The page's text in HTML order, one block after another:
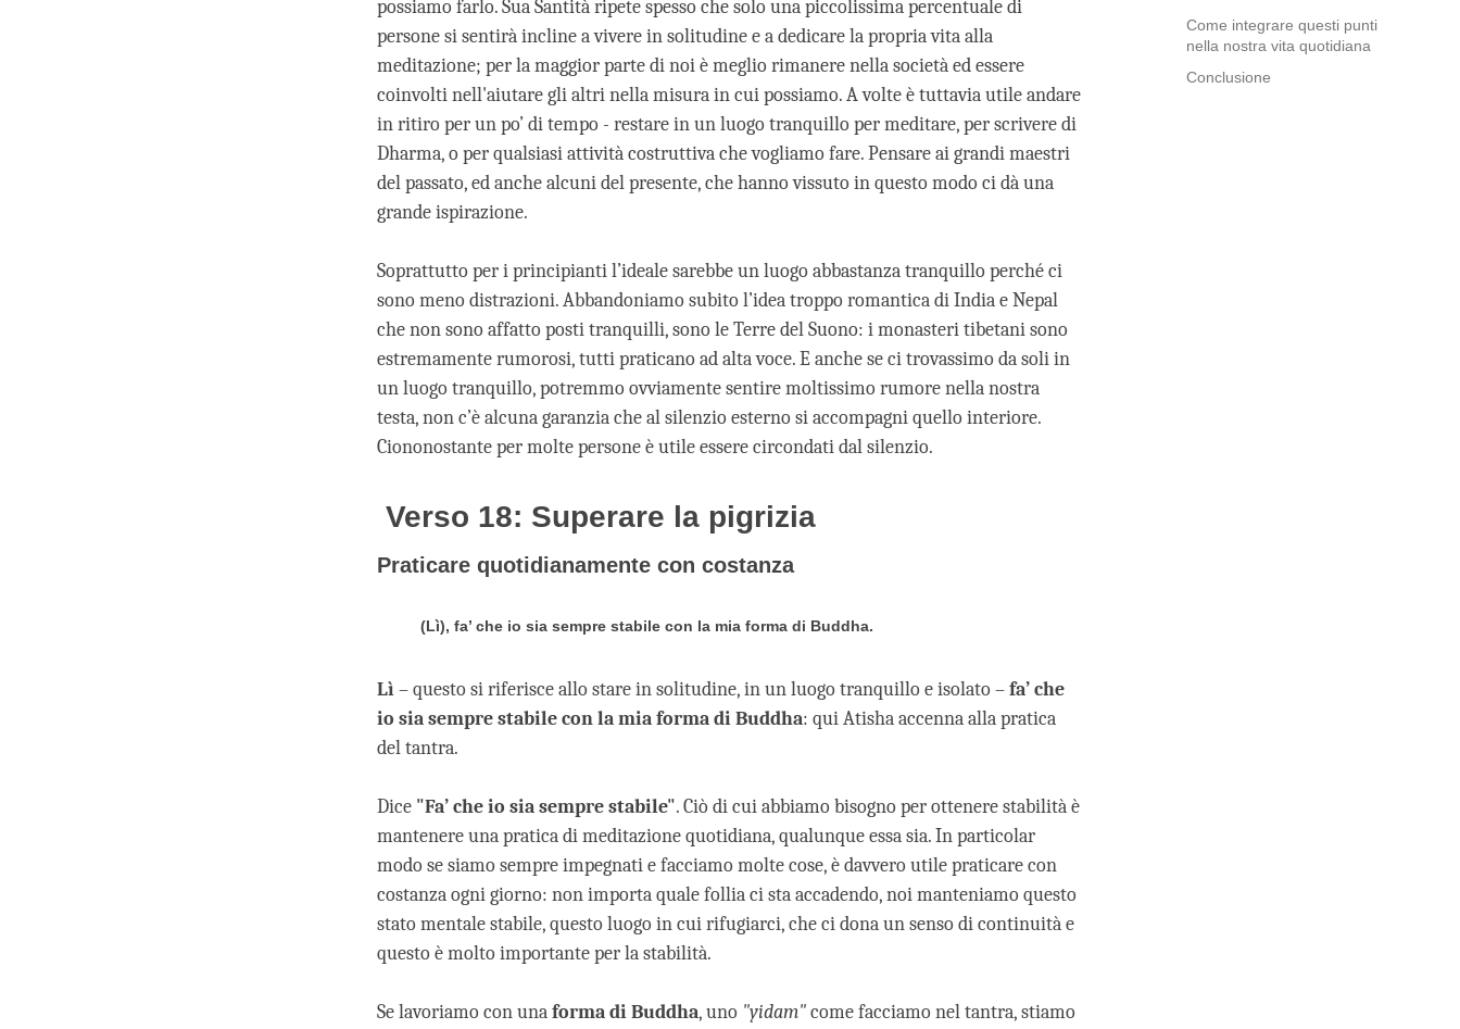
Come integrare questi punti
nella nostra vita quotidiana
Conclusione
possiamo farlo. Sua Santità ripete spesso che solo una piccolissima percentuale di
persone si sentirà incline a vivere in solitudine e a dedicare la propria vita alla
meditazione; per la maggior parte di noi è meglio rimanere nella società ed essere
coinvolti nell'aiutare gli altri nella misura in cui possiamo. A volte è tuttavia utile andare
in ritiro per un po’ di tempo - restare in un luogo tranquillo per meditare, per scrivere di
Dharma, o per qualsiasi attività costruttiva che vogliamo fare. Pensare ai grandi maestri
del passato, ed anche alcuni del presente, che hanno vissuto in questo modo ci dà una
grande ispirazione.
Soprattutto per i principianti l’ideale sarebbe un luogo abbastanza tranquillo perché ci
sono meno distrazioni. Abbandoniamo subito l’idea troppo romantica di India e Nepal
che non sono affatto posti tranquilli, sono le Terre del Suono: i monasteri tibetani sono
estremamente rumorosi, tutti praticano ad alta voce. E anche se ci trovassimo da soli in
un luogo tranquillo, potremmo ovviamente sentire moltissimo rumore nella nostra
testa, non c’è alcuna garanzia che al silenzio esterno si accompagni quello interiore.
Ciononostante per molte persone è utile essere circondati dal silenzio.
Verso 18: Superare la pigrizia
Praticare quotidianamente con costanza
(Lì), fa’ che io sia sempre stabile con la mia forma di Buddha.
Lì– questo si riferisce allo stare in solitudine, in un luogo tranquillo e isolato –fa’ che
io sia sempre stabile con la mia forma di Buddha: qui Atisha accenna alla pratica
del tantra.
Dice "Fa’ che io sia sempre stabile". Ciò di cui abbiamo bisogno per ottenere stabilità è
mantenere una pratica di meditazione quotidiana, qualunque essa sia. In particolar
modo se siamo sempre impegnati e facciamo molte cose, è davvero utile praticare con
costanza ogni giorno: non importa quale follia ci sta accadendo, noi manteniamo questo
stato mentale stabile, questo luogo in cui rifugiarci, che ci dona un senso di continuità e
questo è molto importante per la stabilità.
Se lavoriamo con unaforma di Buddha, uno "yidam"come facciamo nel tantra, stiamo